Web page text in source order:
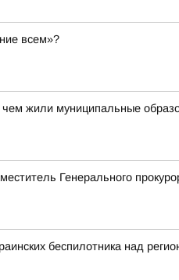
всем»?
жили муниципальные
Генерального
беспилотника над